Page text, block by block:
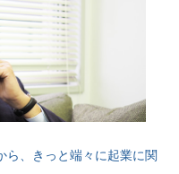
、きっと端々に起業に関